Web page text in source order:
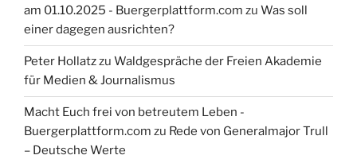
am 01.10.2025 - Buergerplattform.com zu Was soll
einer dagegen ausrichten?
Peter Hollatzzu Waldgespräche der Freien Akademie
für Medien & Journalismus
Macht Euch frei von betreutem Leben -
Buergerplattform.com zu Rede von Generalmajor Trull
– Deutsche Werte